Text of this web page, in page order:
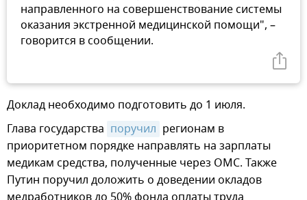
направленного на совершенствование системы
оказания экстренной медицинской помощи", –
говорится в сообщении.
Доклад необходимо подготовить до 1 июля.
Глава государства поручил регионам в
приоритетном порядке направлять на зарплаты
медикам средства, полученные через ОМС. Также
Путин поручил доложить о доведении окладов